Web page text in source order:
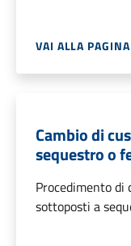
VAI ALLA PAGINA
Cambio di
sequestro o
Procedimento di
sottoposti a